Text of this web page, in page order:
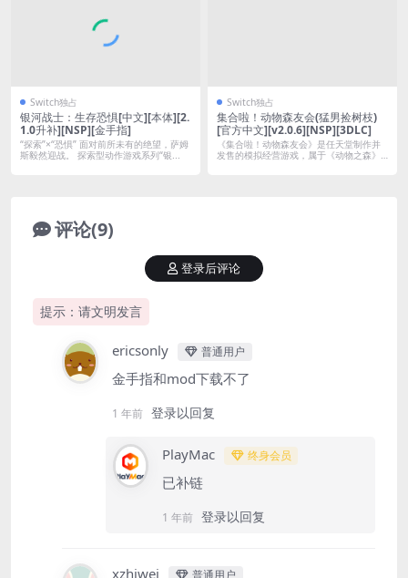
Switch独占
银河战士：生存恐惧[中文][本体][2.
1.0升补][NSP][金手指]
“探索”×“恐惧” 面对前所未有的绝望，萨姆
斯毅然迎战。 探索型动作游戏系列“银...
Switch独占
集合啦！动物森友会(猛男捡树枝)
[官方中文][v2.0.6][NSP][3DLC]
《集合啦！动物森友会》是任天堂制作并
发售的模拟经营游戏，属于《动物之森》
评论(9)
提示：请文明发言
登录后评论
ericsonly 普通用户
金手指和mod下载不了
1 年前 登录以回复
PlayMac 终身会员
已补链
1 年前 登录以回复
xzhiwei